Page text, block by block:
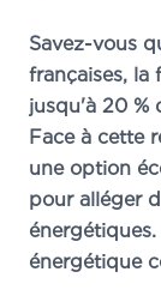
Savez-vous
françaises, la
jusqu'à 20 %
Face à cette
une option
pour alléger
énergétique